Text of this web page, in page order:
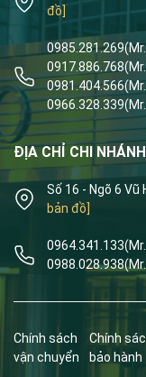
đồ]
0985.281.269
0917.886.768
0981.404.566
0966.328.339
ĐỊA CHỈ CHI NHÁNH
Số 16 - Ngõ 6 Vũ
bản đồ]
0964.341.133
0988.028.938
Chính sách
vận chuyển
Chính
bảo hành